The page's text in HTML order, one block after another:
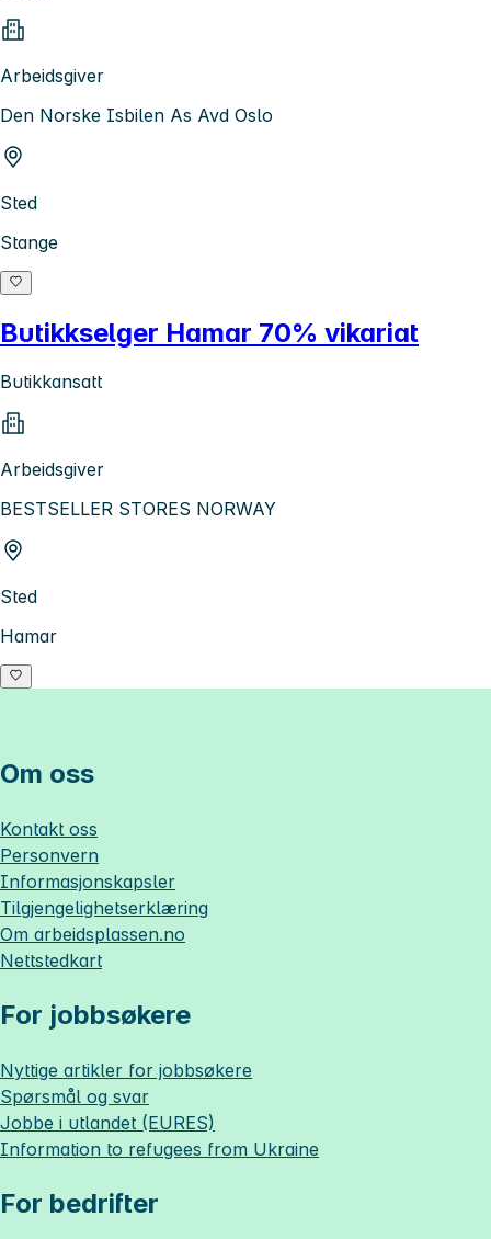
Arbeidsgiver
Den Norske Isbilen As Avd Oslo
Sted
Stange
Butikkselger Hamar 70% vikariat
Butikkansatt
Arbeidsgiver
BESTSELLER STORES NORWAY
Sted
Hamar
Om oss
Kontakt oss
Personvern
Informasjonskapsler
Tilgjengelighetserklæring
Om arbeidsplassen.no
Nettstedkart
For jobbsøkere
Nyttige artikler for jobbsøkere
Spørsmål og svar
Jobbe i utlandet (EURES)
Information to refugees from Ukraine
For bedrifter